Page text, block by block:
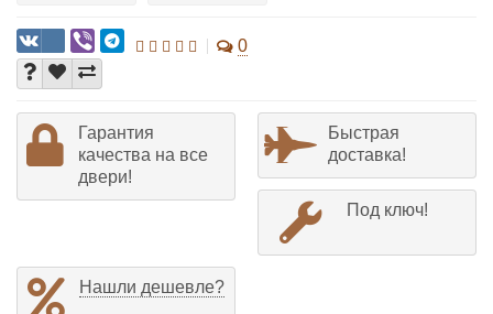
0
Гарантия
качества на все
двери!
Быстрая
доставка!
Под ключ!
Нашли дешевле?